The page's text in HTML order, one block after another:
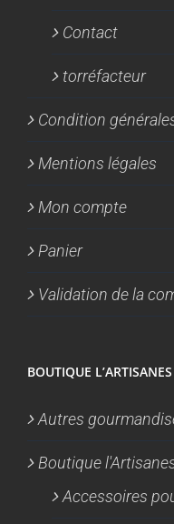
Contact
torréfacteur
Condition
Mentions légales
Mon compte
Panier
Validation de la
BOUTIQUE
Autres
Boutique
Accessoires